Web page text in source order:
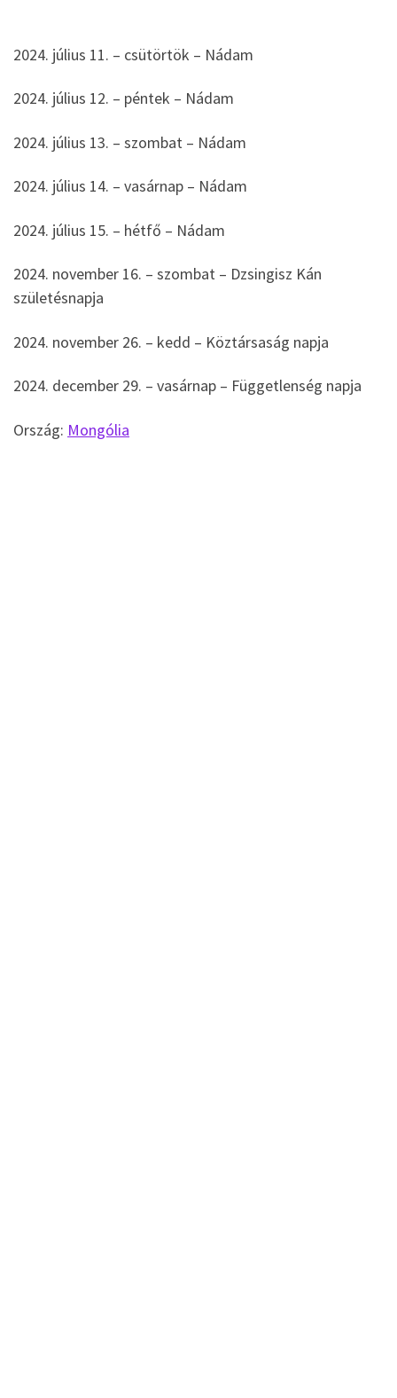
2024. július 11. – csütörtök – Nádam
2024. július 12. – péntek – Nádam
2024. július 13. – szombat – Nádam
2024. július 14. – vasárnap – Nádam
2024. július 15. – hétfő – Nádam
2024. november 16. – szombat – Dzsingisz Kán
születésnapja
2024. november 26. – kedd – Köztársaság napja
2024. december 29. – vasárnap – Függetlenség napja
Ország: Mongólia